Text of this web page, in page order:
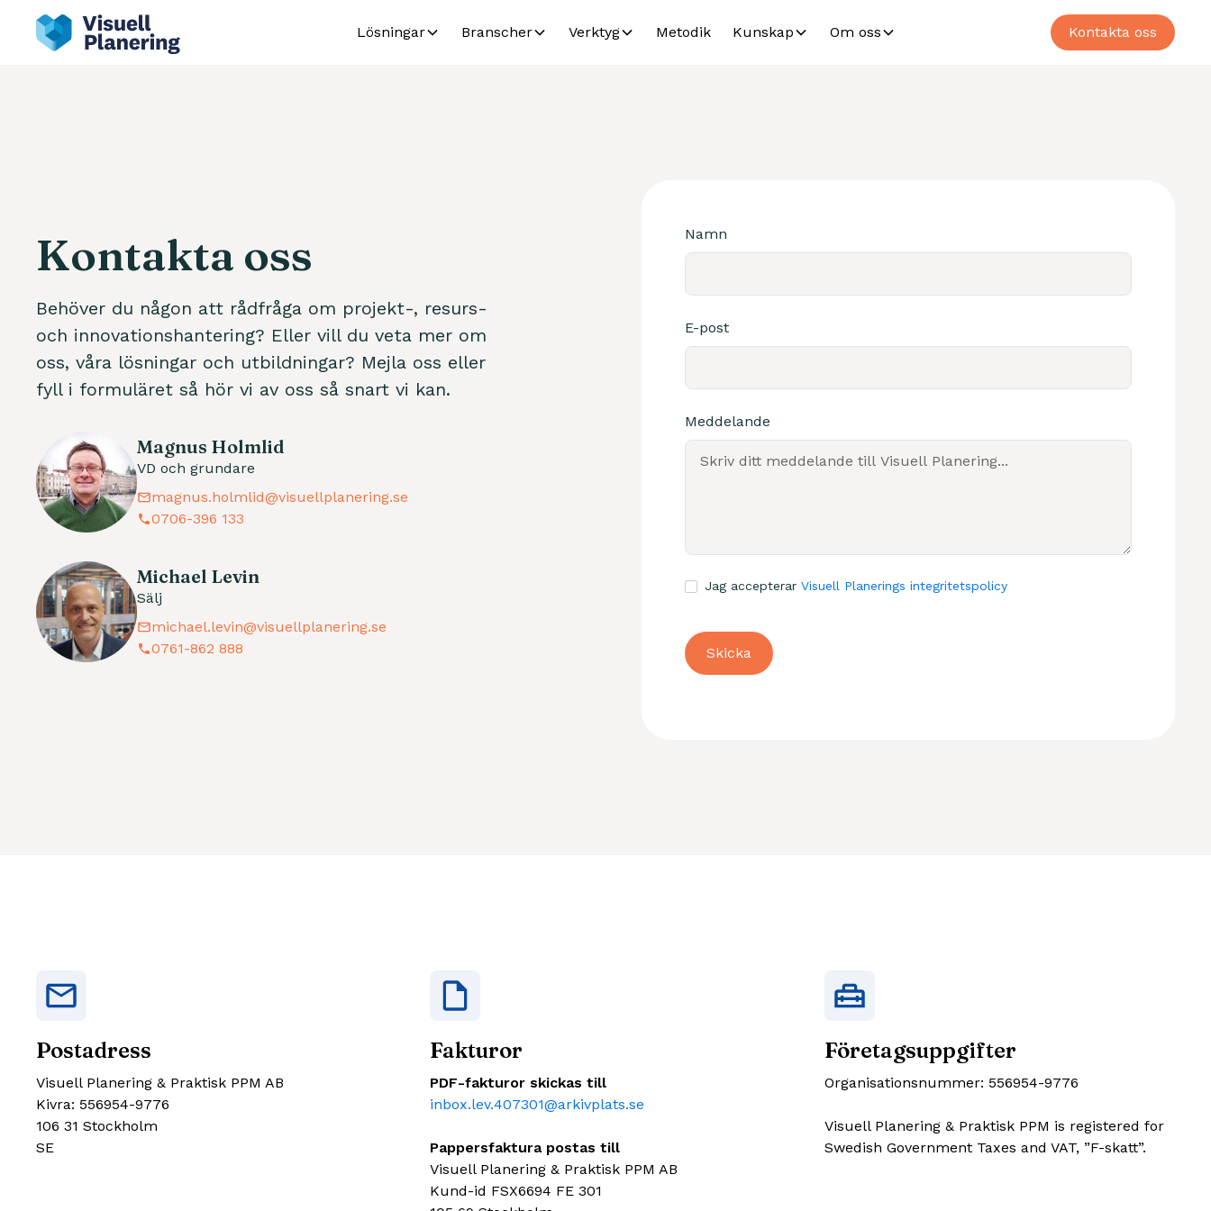
Lösningar Branscher Verktyg Metodik Kunskap Om oss Kontakta oss
Kontakta oss
Behöver du någon att rådfråga om projekt-, resurs-
och innovationshantering? Eller vill du veta mer om
oss, våra lösningar och utbildningar? Mejla oss eller
fyll i formuläret så hör vi av oss så snart vi kan.
Magnus Holmlid
VD och grundare
magnus.holmlid@visuellplanering.se
0706-396 133
Michael Levin
Sälj
michael.levin@visuellplanering.se
0761-862 888
Namn
E-post
Meddelande
Jag accepterar Visuell Planerings integritetspolicy
Postadress
Visuell Planering & Praktisk PPM AB
Kivra: 556954-9776
106 31 Stockholm
SE
Fakturor
PDF-fakturor skickas till
inbox.lev.407301@arkivplats.se
Pappersfaktura postas till
Visuell Planering & Praktisk PPM AB
Kund-id FSX6694 FE 301
Företagsuppgifter
Organisationsnummer: 556954-9776
Visuell Planering & Praktisk PPM is registered for
Swedish Government Taxes and VAT, ”F-skatt”.